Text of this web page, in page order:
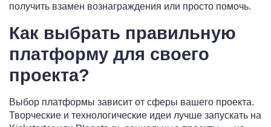
получить взамен вознаграждения или просто помочь.
Как выбрать правильную
платформу для своего
проекта?
Выбор платформы зависит от сферы вашего проекта.
Творческие и технологические идеи лучше запускать на